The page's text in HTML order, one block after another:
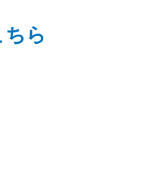
ちら